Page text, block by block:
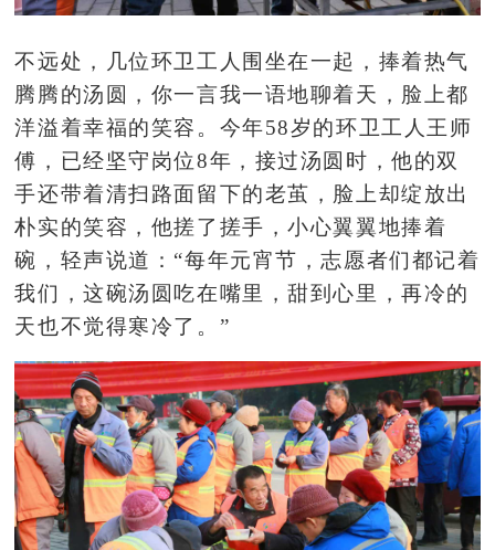
不远处，几位环卫工人围坐在一起，捧着热气
腾腾的汤圆，你一言我一语地聊着天，脸上都
洋溢着幸福的笑容。今年58岁的环卫工人王师
傅，已经坚守岗位8年，接过汤圆时，他的双
手还带着清扫路面留下的老茧，脸上却绽放出
朴实的笑容，他搓了搓手，小心翼翼地捧着
碗，轻声说道： “每年元宵节，志愿者们都记着
我们，这碗汤圆吃在嘴里，甜到心里，再冷的
天也不觉得寒冷了。”